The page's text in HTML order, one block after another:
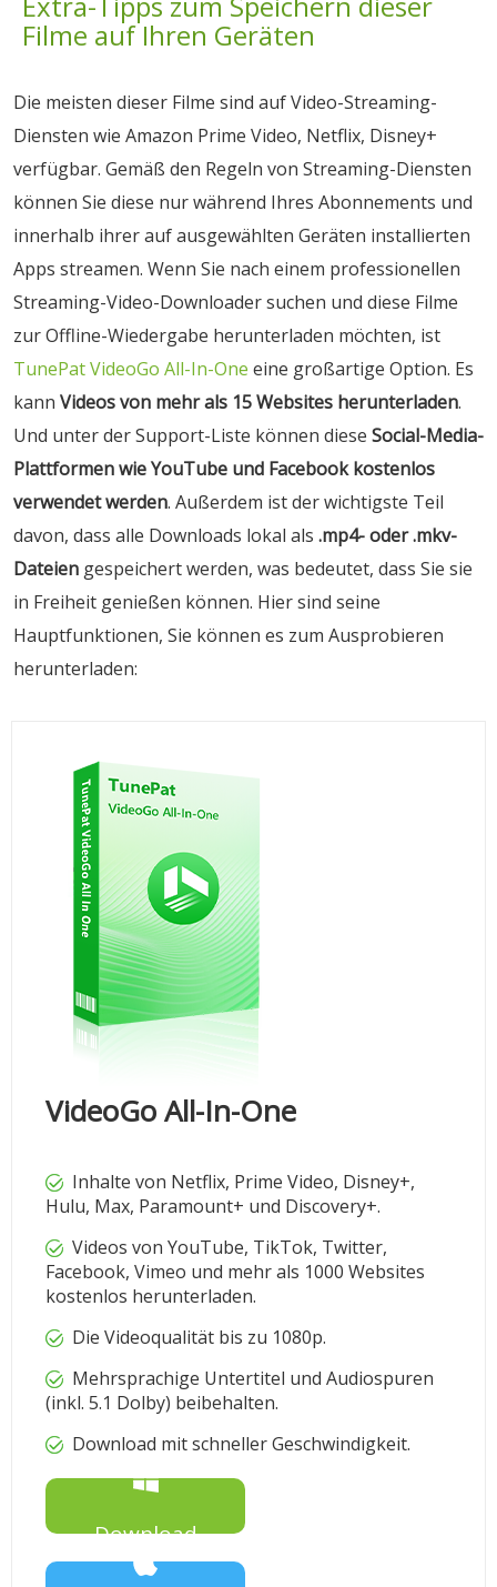
Filme auf Ihren Geräten
Die meisten dieser Filme sind auf Video-Streaming-
Diensten wie Amazon Prime Video, Netflix, Disney+
verfügbar. Gemäß den Regeln von Streaming-Diensten
können Sie diese nur während Ihres Abonnements und
innerhalb ihrer auf ausgewählten Geräten installierten
Apps streamen. Wenn Sie nach einem professionellen
Streaming-Video-Downloader suchen und diese Filme
zur Offline-Wiedergabe herunterladen möchten, ist
TunePat VideoGo All-In-One eine großartige Option. Es
kann Videos von mehr als 15 Websites herunterladen.
Und unter der Support-Liste können diese Social-Media-
Plattformen wie YouTube und Facebook kostenlos
verwendet werden. Außerdem ist der wichtigste Teil
davon, dass alle Downloads lokal als .mp4- oder .mkv-
Dateien gespeichert werden, was bedeutet, dass Sie sie
in Freiheit genießen können. Hier sind seine
Hauptfunktionen, Sie können es zum Ausprobieren
herunterladen:
VideoGo All-In-One
Inhalte von Netflix, Prime Video, Disney+,
Hulu, Max, Paramount+ und Discovery+.
Videos von YouTube, TikTok, Twitter,
Facebook, Vimeo und mehr als 1000 Websites
kostenlos herunterladen.
Die Videoqualität bis zu 1080p.
Mehrsprachige Untertitel und Audiospuren
(inkl. 5.1 Dolby) beibehalten.
Download mit schneller Geschwindigkeit.
Download